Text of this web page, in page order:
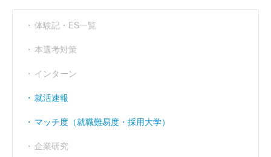
営業利益率 （％） 16.3 20.12
経常利益率 （％）
体験記・ES一覧
本選考対策
インターン
就活速報
マッチ度（就職難易度・採用大学）
企業研究